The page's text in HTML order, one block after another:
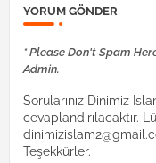
YORUM GÖNDER
* Please Don't Spam
Admin.
Sorularınız Dinimiz
cevaplandırılacaktır.
Teşekkürler.